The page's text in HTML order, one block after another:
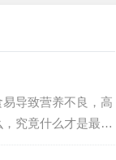
导致营养不良，高
究竟什么才是最健
营养配方与健康理